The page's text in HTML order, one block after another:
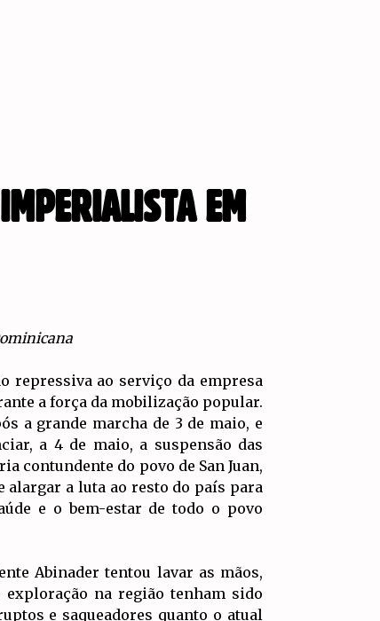
EM
repressiva ao serviço da empresa
a força da mobilização popular.
a grande marcha de 3 de maio, e
a 4 de maio, a suspensão das
contundente do povo de San Juan,
alargar a luta ao resto do país para
e o bem-estar de todo o povo
Abinader tentou lavar as mãos,
na região tenham sido
e saqueadores quanto o atual